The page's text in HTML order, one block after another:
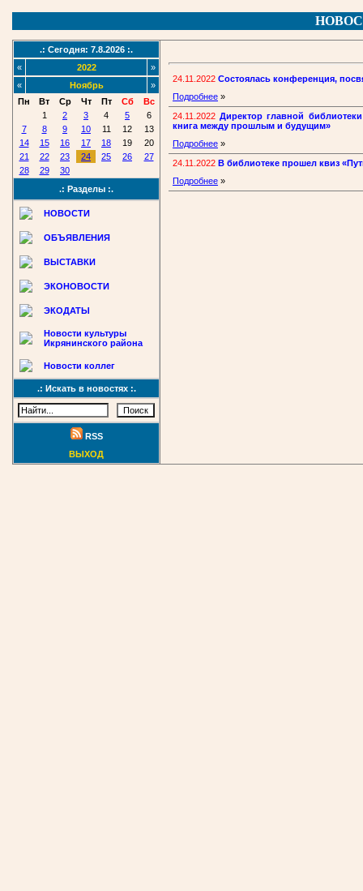
.: Сегодня: 7.8.2026 :.
«
2022
»
«
Ноябрь
»
Пн
Вт Ср Чт Пт Сб
Вс
1
2 3 4 5
6
7
8 9 10 11 12
13
14
15 16 17 18 19
20
21
22 23 24 25 26
27
28
29
30
.: Разделы :.
НОВОСТИ
ОБЪЯВЛЕНИЯ
ВЫСТАВКИ
ЭКОНОВОСТИ
ЭКОДАТЫ
Новости культуры
Икрянинского района
Новости коллег
.: Искать в новостях :.
RSS
ВЫХОД
24.11.2022 Состоялась конференция,
Подробнее »
24.11.2022 Директор главной
книга между прошлым и будущим»
Подробнее »
24.11.2022 В библиотеке прошел квиз
Подробнее »